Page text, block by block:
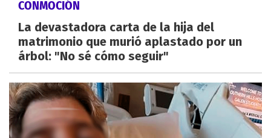
CONMOCIÓN
La devastadora carta de la hija del
matrimonio que murió aplastado por un
árbol: "No sé cómo seguir"